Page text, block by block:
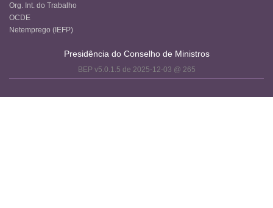
Org. Int. do Trabalho
OCDE
Netemprego (IEFP)
Presidência do Conselho de Ministros
BEP v5.0.1.5 de 2025-12-03 @ 265